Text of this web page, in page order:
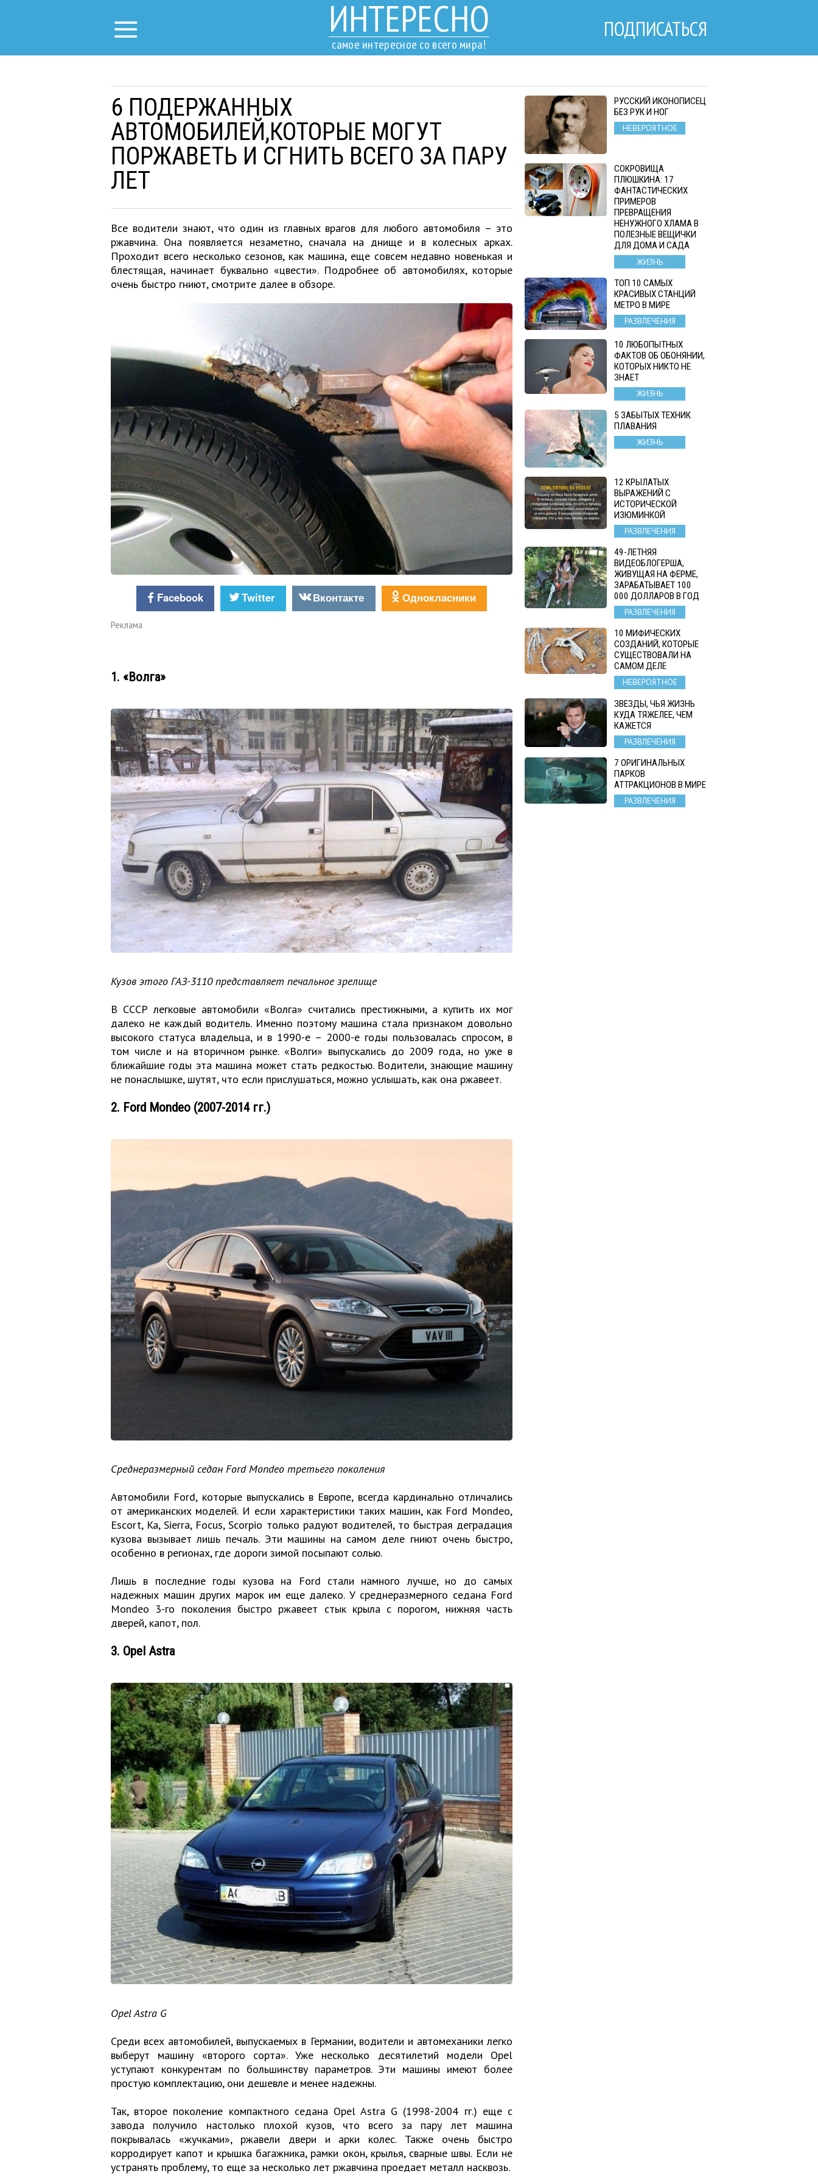
ИНТЕРЕСНО
самое интересное со всего мира!
ПОДПИСАТЬСЯ
6 ПОДЕРЖАННЫХ
АВТОМОБИЛЕЙ,КОТОРЫЕ МОГУТ
ПОРЖАВЕТЬ И СГНИТЬ ВСЕГО ЗА ПАРУ
ЛЕТ
Все водители знают, что один из главных врагов для любого автомобиля – это
ржавчина. Она появляется незаметно, сначала на днище и в колесных арках.
Проходит всего несколько сезонов, как машина, еще совсем недавно новенькая и
блестящая, начинает буквально «цвести». Подробнее об автомобилях, которые
очень быстро гниют, смотрите далее в обзоре.
Facebook Twitter Вконтакте Однокласники
Реклама
1. «Волга»
Кузов этого ГАЗ-3110 представляет печальное зрелище
В СССР легковые автомобили «Волга» считались престижными, а купить их мог
далеко не каждый водитель. Именно поэтому машина стала признаком довольно
высокого статуса владельца, и в 1990-е – 2000-е годы пользовалась спросом, в
том числе и на вторичном рынке. «Волги» выпускались до 2009 года, но уже в
ближайшие годы эта машина может стать редкостью. Водители, знающие машину
не понаслышке, шутят, что если прислушаться, можно услышать, как она ржавеет.
2. Ford Mondeo (2007-2014 гг.)
Среднеразмерный седан Ford Mondeo третьего поколения
Автомобили Ford, которые выпускались в Европе, всегда кардинально отличались
от американских моделей. И если характеристики таких машин, как Ford Mondeo,
Escort, Ka, Sierra, Focus, Scorpio только радуют водителей, то быстрая деградация
кузова вызывает лишь печаль. Эти машины на самом деле гниют очень быстро,
особенно в регионах, где дороги зимой посыпают солью.
Лишь в последние годы кузова на Ford стали намного лучше, но до самых
надежных машин других марок им еще далеко. У среднеразмерного седана Ford
Mondeo 3-го поколения быстро ржавеет стык крыла с порогом, нижняя часть
дверей, капот, пол.
3. Opel Astra
Opel Astra G
Среди всех автомобилей, выпускаемых в Германии, водители и автомеханики легко
выберут машину «второго сорта». Уже несколько десятилетий модели Opel
уступают конкурентам по большинству параметров. Эти машины имеют более
простую комплектацию, они дешевле и менее надежны.
Так, второе поколение компактного седана Opel Astra G (1998-2004 гг.) еще с
завода получило настолько плохой кузов, что всего за пару лет машина
покрывалась «жучками», ржавели двери и арки колес. Также очень быстро
корродирует капот и крышка багажника, рамки окон, крылья, сварные швы. Если не
устранять проблему, то еще за несколько лет ржавчина проедает металл насквозь.
РУССКИЙ ИКОНОПИСЕЦ
БЕЗ РУК И НОГ
НЕВЕРОЯТНОЕ
СОКРОВИЩА
ПЛЮШКИНА: 17
ФАНТАСТИЧЕСКИХ
ПРИМЕРОВ
ПРЕВРАЩЕНИЯ
НЕНУЖНОГО ХЛАМА В
ПОЛЕЗНЫЕ ВЕЩИЧКИ
ДЛЯ ДОМА И САДА
ЖИЗНЬ
ТОП 10 САМЫХ
КРАСИВЫХ СТАНЦИЙ
МЕТРО В МИРЕ
РАЗВЛЕЧЕНИЯ
10 ЛЮБОПЫТНЫХ
ФАКТОВ ОБ ОБОНЯНИИ,
КОТОРЫХ НИКТО НЕ
ЗНАЕТ
ЖИЗНЬ
5 ЗАБЫТЫХ ТЕХНИК
ПЛАВАНИЯ
ЖИЗНЬ
12 КРЫЛАТЫХ
ВЫРАЖЕНИЙ С
ИСТОРИЧЕСКОЙ
ИЗЮМИНКОЙ
РАЗВЛЕЧЕНИЯ
49-ЛЕТНЯЯ
ВИДЕОБЛОГЕРША,
ЖИВУЩАЯ НА ФЕРМЕ,
ЗАРАБАТЫВАЕТ 100
000 ДОЛЛАРОВ В ГОД
РАЗВЛЕЧЕНИЯ
10 МИФИЧЕСКИХ
СОЗДАНИЙ, КОТОРЫЕ
СУЩЕСТВОВАЛИ НА
САМОМ ДЕЛЕ
НЕВЕРОЯТНОЕ
ЗВЕЗДЫ, ЧЬЯ ЖИЗНЬ
КУДА ТЯЖЕЛЕЕ, ЧЕМ
КАЖЕТСЯ
РАЗВЛЕЧЕНИЯ
7 ОРИГИНАЛЬНЫХ
ПАРКОВ
АТТРАКЦИОНОВ В МИРЕ
РАЗВЛЕЧЕНИЯ